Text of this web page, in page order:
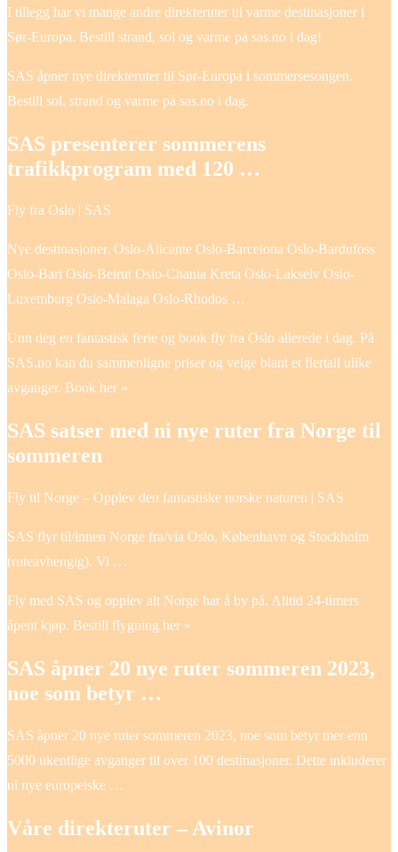
I tillegg har vi mange andre direkteruter til varme destinasjoner i
Sør-Europa. Bestill strand, sol og varme på sas.no i dag!
SAS åpner nye direkteruter til Sør-Europa i sommersesongen.
Bestill sol, strand og varme på sas.no i dag.
SAS presenterer sommerens
trafikkprogram med 120 …
Fly fra Oslo | SAS
Nye destinasjoner. Oslo-Alicante Oslo-Barcelona Oslo-Bardufoss
Oslo-Bari Oslo-Beirut Oslo-Chania Kreta Oslo-Lakselv Oslo-
Luxemburg Oslo-Malaga Oslo-Rhodos …
Unn deg en fantastisk ferie og book fly fra Oslo allerede i dag. På
SAS.no kan du sammenligne priser og velge blant et flertall ulike
avganger. Book her »
SAS satser med ni nye ruter fra Norge til
sommeren
Fly til Norge – Opplev den fantastiske norske naturen | SAS
SAS flyr til/innen Norge fra/via Oslo, København og Stockholm
(ruteavhengig). Vi …
Fly med SAS og opplev alt Norge har å by på. Alltid 24-timers
åpent kjøp. Bestill flygning her »
SAS åpner 20 nye ruter sommeren 2023,
noe som betyr …
SAS åpner 20 nye ruter sommeren 2023, noe som betyr mer enn
5000 ukentlige avganger til over 100 destinasjoner. Dette inkluderer
ni nye europeiske …
Våre direkteruter – Avinor